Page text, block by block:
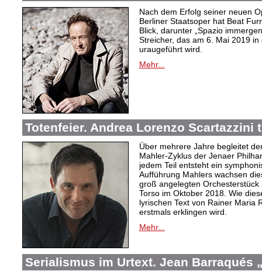
Nach dem Erfolg seiner neuen
Berliner Staatsoper hat Beat
Blick, darunter „Spazio
Streicher, das am 6. Mai 2019
uraugeführt wird.
Mehr...
Totenfeier. Andrea Lorenzo Scartazzini
Über mehrere Jahre begleitet
Mahler-Zyklus der Jenaer
jedem Teil entsteht ein
Aufführung Mahlers wachsen
groß angelegten
Torso im Oktober 2018. Wie
lyrischen Text von Rainer Maria
erstmals erklingen wird.
Mehr...
Serialismus im Urtext. Jean Barraqués